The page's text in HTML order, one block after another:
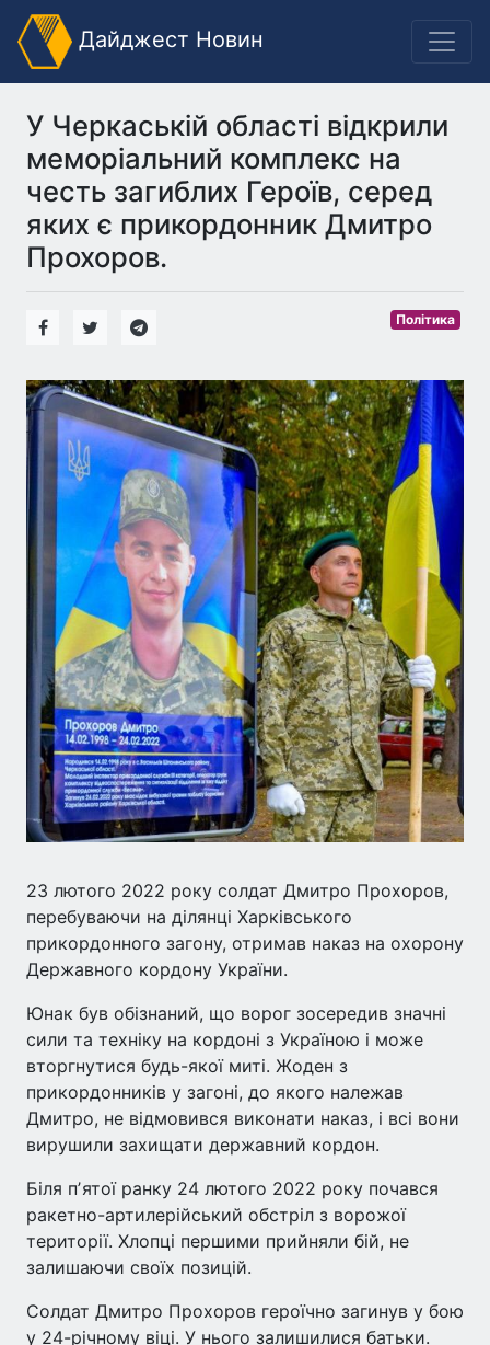
Дайджест Новин
У Черкаській області відкрили
меморіальний комплекс на
честь загиблих Героїв, серед
яких є прикордонник Дмитро
Прохоров.
Політика
23 лютого 2022 року солдат Дмитро Прохоров,
перебуваючи на ділянці Харківського
прикордонного загону, отримав наказ на охорону
Державного кордону України.
Юнак був обізнаний, що ворог зосередив значні
сили та техніку на кордоні з Україною і може
вторгнутися будь-якої миті. Жоден з
прикордонників у загоні, до якого належав
Дмитро, не відмовився виконати наказ, і всі вони
вирушили захищати державний кордон.
Біля пʼятої ранку 24 лютого 2022 року почався
ракетно-артилерійський обстріл з ворожої
території. Хлопці першими прийняли бій, не
залишаючи своїх позицій.
Солдат Дмитро Прохоров героїчно загинув у бою
у 24-річному віці. У нього залишилися батьки.